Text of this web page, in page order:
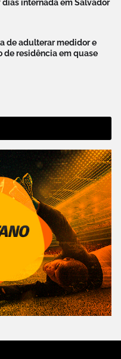
dias internada em Salvador
de adulterar medidor e
de residência em quase